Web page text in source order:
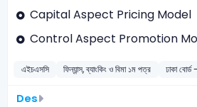
Capital Aspect Pricing Model
Control Aspect Promotion
এইচএসসি ফিন্যান্স, ব্যাংকিং ও বিমা ১ম পত্র ঢাকা
Des